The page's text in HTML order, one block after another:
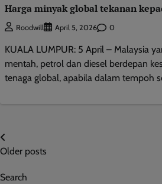
Harga minyak global tekanan
Roodwill April 5, 2026 0
KUALA LUMPUR: 5 April – Malaysia
mentah, petrol dan diesel berdepan
tenaga global, apabila dalam tempoh
Posts
navigation
Older posts
Search